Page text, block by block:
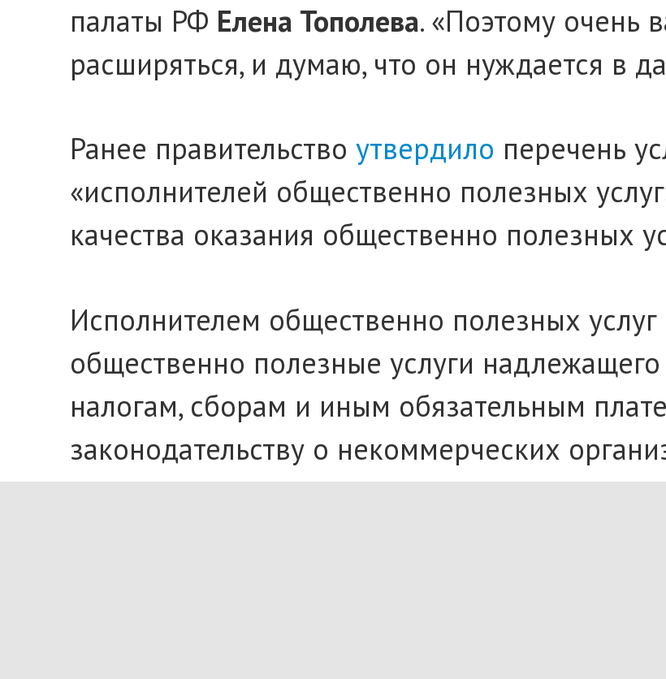
палаты РФ Елена Тополева. «Поэтому очень
расширяться, и думаю, что он нуждается в
Ранее правительствоутвердило перечень
«исполнителей общественно полезных
качества оказания общественно полезных
Исполнителем общественно полезных
общественно полезные услуги
налогам, сборам и иным обязательным
законодательству о некоммерческих